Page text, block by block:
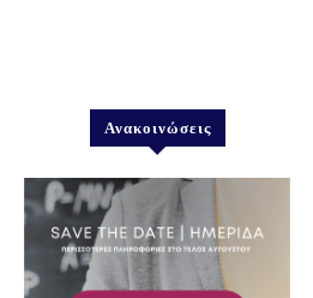
Ανακοινώσεις